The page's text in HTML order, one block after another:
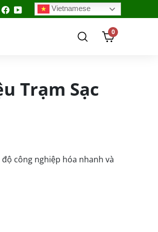
Vietnamese
0
Trạm Sạc
công nghiệp hóa nhanh và